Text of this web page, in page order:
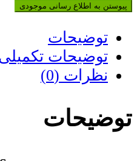
پیوستن به اطلاع رسانی موجودی
توضیحات
توضیحات
نظرات (0)
توضیحات